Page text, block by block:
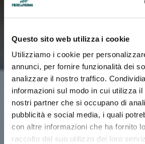
Questo sito web utilizza i cookie
Utilizziamo i cookie per
annunci, per fornire funzionalità dei
analizzare il nostro traffico.
informazioni sul modo in cui utilizza
nostri partner che si occupano di
pubblicità e social media, i quali
con altre informazioni che ha fornito
raccolto dal suo utilizzo dei loro